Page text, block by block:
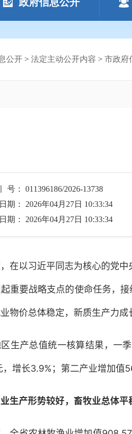
公开 > 法定主动公开内容 > 市政府
号： 011396186/2026-13738
期： 2026年04月27日 10:33:34
期： 2026年04月27日 10:33:34
在以习近平同志为核心的党
重要战略支点的使命任务，
物价总体稳定，新质生产力
生产总值统一核算结果，一
，增长3.9%；第二产业增
生产形势较好，畜牧业总体平